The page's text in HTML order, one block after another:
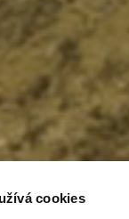
cookies